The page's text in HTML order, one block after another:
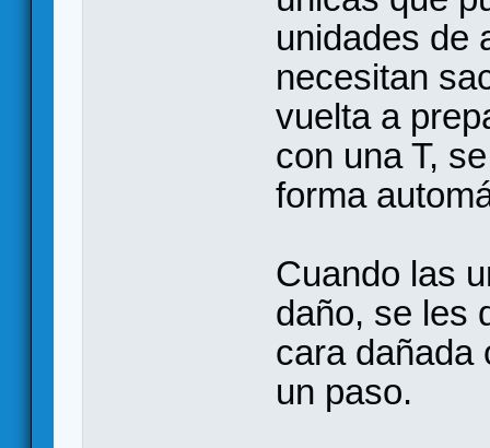
unidades de
necesitan
vuelta a
con una T,
forma
Cuando las
daño, se les
cara dañada
un paso.